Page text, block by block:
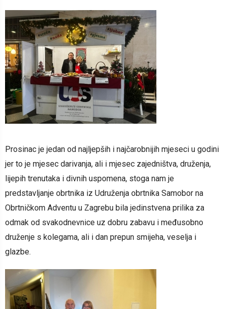
Prosinac je jedan od najljepših i najčarobnijih mjeseci u godini
jer to je mjesec darivanja, ali i mjesec zajedništva, druženja,
lijepih trenutaka i divnih uspomena, stoga nam je
predstavljanje obrtnika iz Udruženja obrtnika Samobor na
Obrtničkom Adventu u Zagrebu bila jedinstvena prilika za
odmak od svakodnevnice uz dobru zabavu i međusobno
druženje s kolegama, ali i dan prepun smijeha, veselja i
glazbe.